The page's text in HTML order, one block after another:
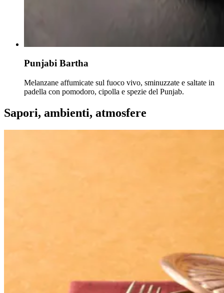
Punjabi Bartha
Melanzane affumicate sul fuoco vivo, sminuzzate e saltate in
padella con pomodoro, cipolla e spezie del Punjab.
Sapori, ambienti, atmosfere